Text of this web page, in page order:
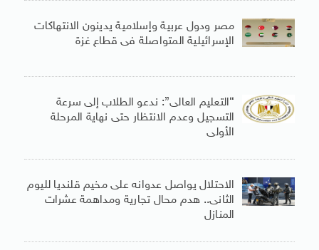
مصر ودول عربية وإسلامية يدينون الانتهاكات
الإسرائيلية المتواصلة فى قطاع غزة
“التعليم العالى”: ندعو الطلاب إلى سرعة
التسجيل وعدم الانتظار حتى نهاية المرحلة
الأولى
الاحتلال يواصل عدوانه على مخيم قلنديا لليوم
الثانى.. هدم محال تجارية ومداهمة عشرات
المنازل